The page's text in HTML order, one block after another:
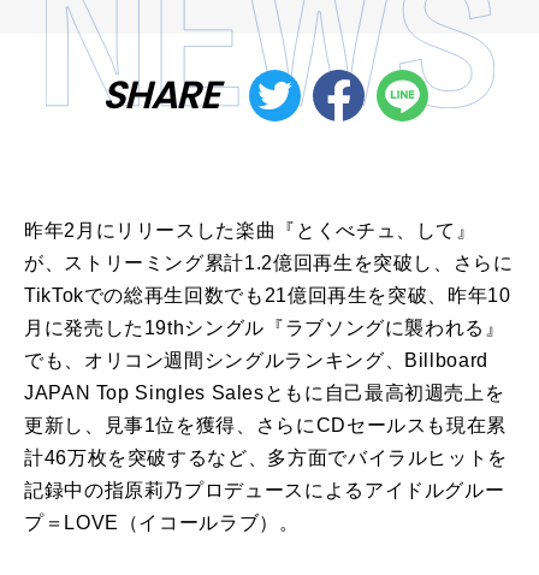
SHARE
昨年2月にリリースした楽曲『とくべチュ、して』
が、ストリーミング累計1.2億回再生を突破し、さらに
TikTokでの総再生回数でも21億回再生を突破、昨年10
月に発売した19thシングル『ラブソングに襲われる』
でも、オリコン週間シングルランキング、Billboard
JAPAN Top Singles Salesともに自己最高初週売上を
更新し、見事1位を獲得、さらにCDセールスも現在累
計46万枚を突破するなど、多方面でバイラルヒットを
記録中の指原莉乃プロデュースによるアイドルグルー
プ＝LOVE（イコールラブ）。